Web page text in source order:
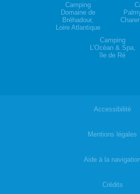
Camping
Domaine de
Bréhadour,
Loire Atlantique
Camping
L’Océan & Spa,
île de Ré
Accessibilité
Mentions légales
Aide à la
Crédits